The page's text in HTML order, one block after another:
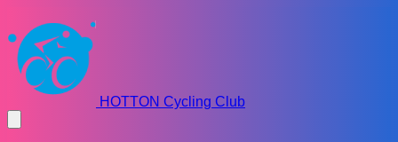
HOTTON Cycling Club